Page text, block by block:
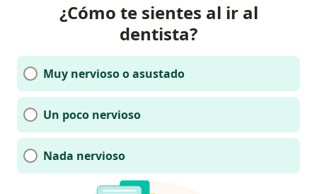
¿Cómo te sientes al ir al
dentista?
Muy nervioso o asustado
Un poco nervioso
Nada nervioso